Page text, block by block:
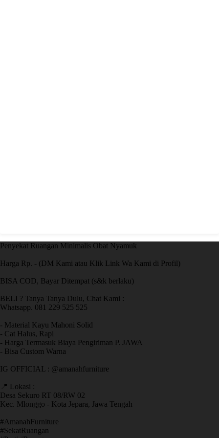
Penyekat Ruangan Minimalis Obat Nyamuk
Harga Rp. - (DM Kami atau Klik Link Wa Kami di Profil)
BISA COD, Bayar Ditempat (s&k berlaku)
BELI ? Tanya Tanya Dulu, Chat Kami :
Whatsapp. 081 229 525 525
- Material Kayu Mahoni Solid
- Cat Halus, Rapi
- Harga Termasuk Biaya Pengiriman P. JAWA
- Bisa Custom Warna
IG OFFICIAL : @amanahfurniture
📍 Lokasi :
Desa Sekuro RT 08/RW 02
Kec. Mlonggo - Kota Jepara, Jawa Tengah
​#AmanahFurniture
​#SekatRuangan